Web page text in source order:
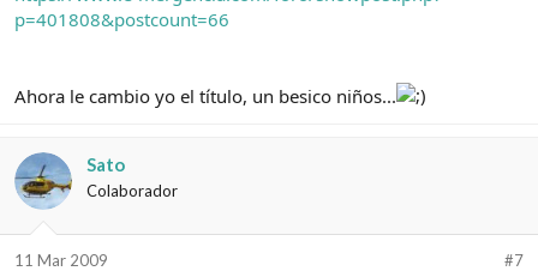
p=401808&postcount=66
Ahora le cambio yo el título, un besico niños...
Sato
Colaborador
11 Mar 2009 #7